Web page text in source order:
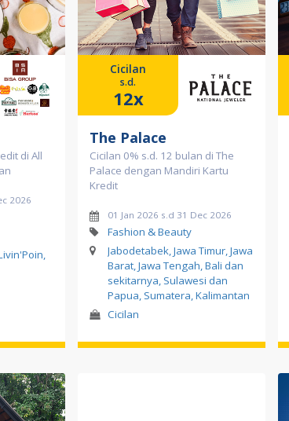
di All
2026
Cicilan
s.d.
12x
The Palace
Cicilan 0% s.d. 12 bulan di The
Palace dengan Mandiri Kartu
Kredit
01 Jan 2026 s.d 31 Dec 2026
Fashion & Beauty
Jabodetabek, Jawa Timur, Jawa
Barat, Jawa Tengah, Bali dan
sekitarnya, Sulawesi dan
Papua, Sumatera, Kalimantan
Cicilan